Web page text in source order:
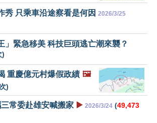
秀 只乘車沿途察看是何因 2026/3/25
」緊急移美 科技巨頭逃亡潮來襲？
)
重慶億元村爆假政績 🖼️
)
常委赴雄安喊搬家 ▶️ 2026/3/24 (49,473